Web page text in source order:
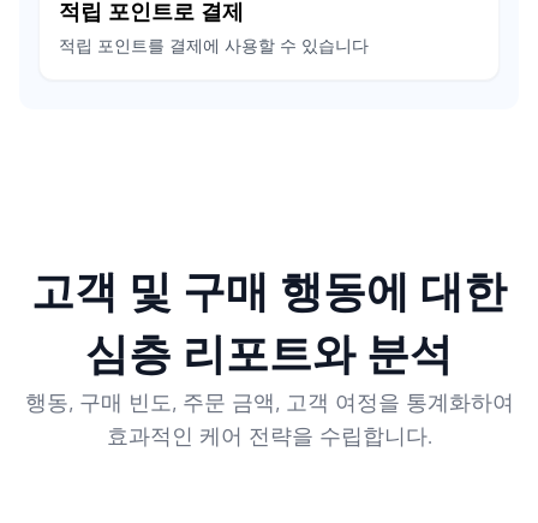
적립 포인트로 결제
적립 포인트를 결제에 사용할 수 있습니다
고객 및 구매 행동에 대한
심층 리포트와 분석
행동, 구매 빈도, 주문 금액, 고객 여정을 통계화하여
효과적인 케어 전략을 수립합니다.